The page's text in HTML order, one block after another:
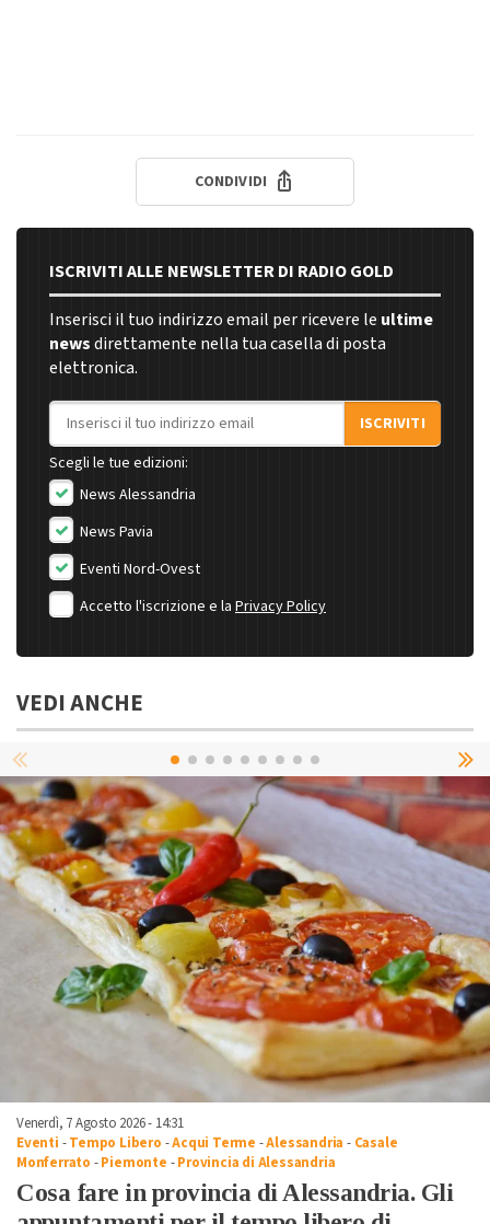
CONDIVIDI
ISCRIVITI ALLE NEWSLETTER DI RADIO GOLD
Inserisci il tuo indirizzo email per ricevere le ultime
newsdirettamente nella tua casella di posta
elettronica.
Indirizzo email
ISCRIVITI
Scegli le tue edizioni:
News Alessandria
News Pavia
Eventi Nord-Ovest
Accetto l'iscrizione e la Privacy Policy
VEDI ANCHE
Venerdì, 7 Agosto 2026 - 14:31
Eventi -Tempo Libero -Acqui Terme -Alessandria - Casale
Monferrato -Piemonte -Provincia di Alessandria
Cosa fare in provincia di Alessandria. Gli